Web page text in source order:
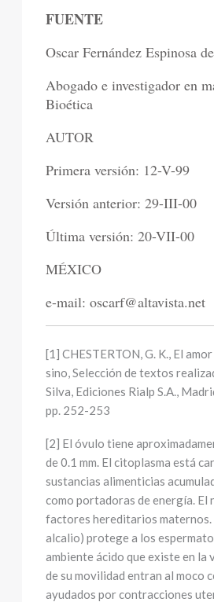
FUENTE
Oscar Fernández Espinosa
Abogado e investigador en
Bioética
AUTOR
Primera versión: 12-V-99
Versión anterior: 29-III-00
Última versión: 20-VII-00
MÉXICO
e-mail: oscarf@altavista.net
[1] CHESTERTON, G. K., El
sino, Selección de textos
Silva, Ediciones Rialp S.A.,
pp. 252-253
[2] El óvulo tiene
de 0.1 mm. El citoplasma está
sustancias alimenticias
como portadoras de energía. El
factores hereditarios maternos.
alcalio) protege a los
ambiente ácido que existe en la
de su movilidad entran al moco
ayudados por contracciones